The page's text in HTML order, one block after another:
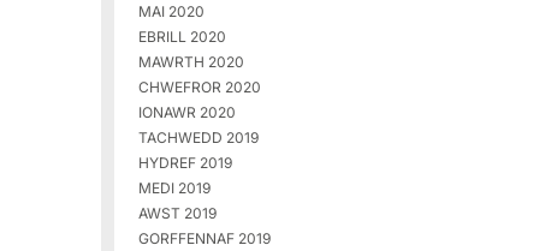
MAI 2020
EBRILL 2020
MAWRTH 2020
CHWEFROR 2020
IONAWR 2020
TACHWEDD 2019
HYDREF 2019
MEDI 2019
AWST 2019
GORFFENNAF 2019